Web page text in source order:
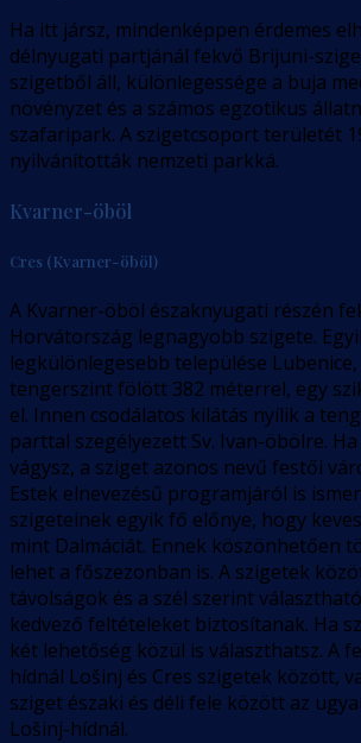
Ha itt jársz, mindenképpen érdemes
délnyugati partjánál fekvő Brijuni-
szigetből áll, különlegessége a buja
növényzet és a számos egzotikus
szafaripark. A szigetcsoport területét
nyilvánították nemzeti parkká.
Kvarner-öböl
Cres (Kvarner-öböl)
A Kvarner-öböl északnyugati részén
Horvátország legnagyobb szigete.
legkülönlegesebb települése Lubenice,
tengerszint fölött 382 méterrel, egy
el. Innen csodálatos kilátás nyílik a
parttal szegélyezett Sv. Ivan-öbölre.
vágysz, a sziget azonos nevű festői
Estek elnevezésű programjáról is
szigeteinek egyik fő előnye, hogy
mint Dalmáciát. Ennek köszönhetően
lehet a főszezonban is. A szigetek
távolságok és a szél szerint
kedvező feltételeket biztosítanak. Ha
két lehetőség közül is választhatsz. A
hídnál Lošinj és Cres szigetek között,
sziget északi és déli fele között az
Lošinj-hídnál.